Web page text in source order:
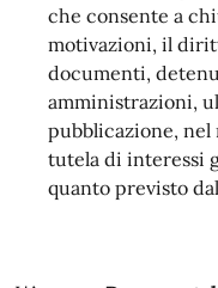
che consente a
motivazioni, il
documenti,
amministrazioni,
pubblicazione,
tutela di interessi
quanto previsto